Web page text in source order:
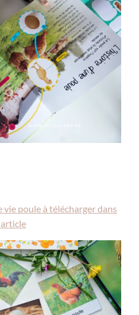
poule à télécharger dans